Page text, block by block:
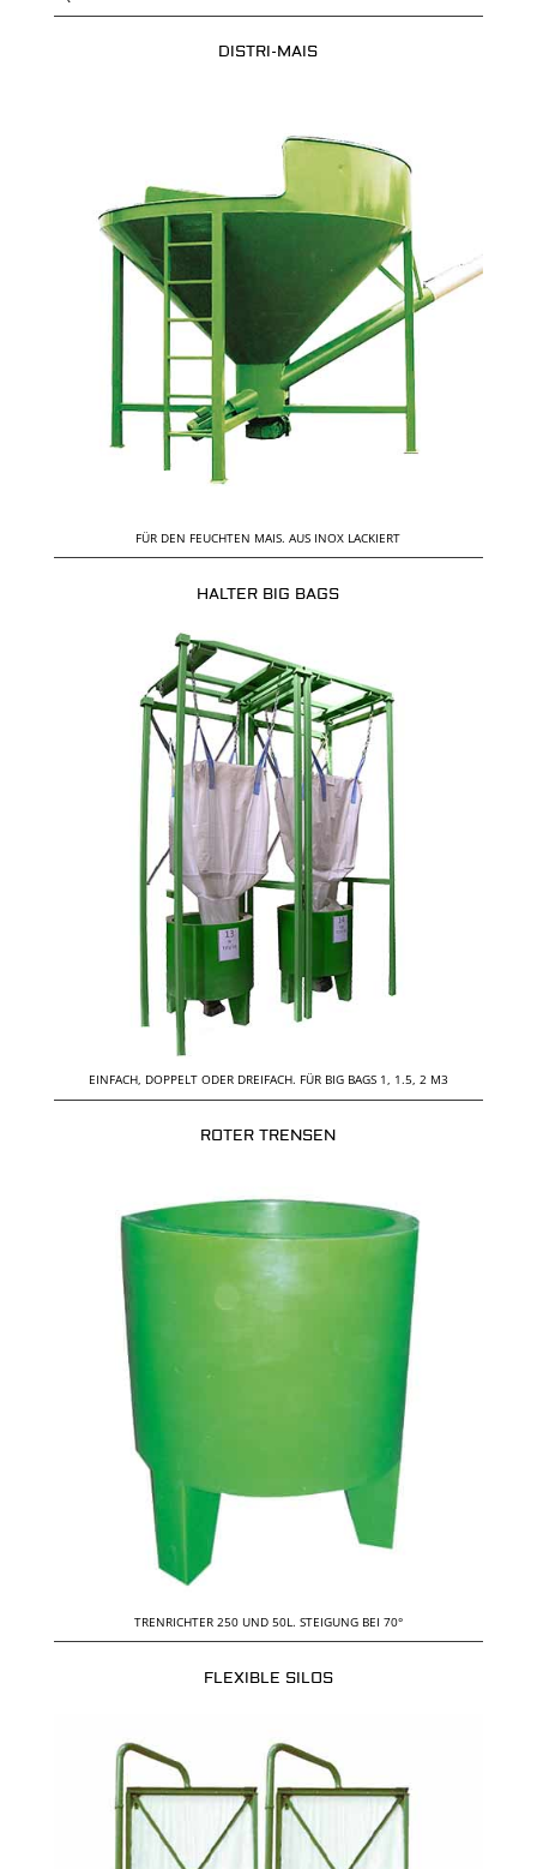
DISTRI-MAIS
FÜR DEN FEUCHTEN MAIS. AUS INOX LACKIERT
HALTER BIG BAGS
EINFACH, DOPPELT ODER DREIFACH. FÜR BIG BAGS 1, 1.5, 2 M3
ROTER TRENSEN
TRENRICHTER 250 UND 50L. STEIGUNG BEI 70°
FLEXIBLE SILOS